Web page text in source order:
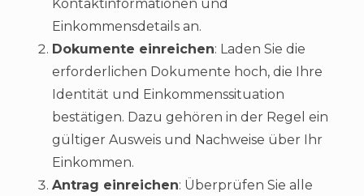
Kontaktinformationen und
Einkommensdetails an.
Dokumente einreichen: Laden Sie die
erforderlichen Dokumente hoch, die Ihre
Identität und Einkommenssituation
bestätigen. Dazu gehören in der Regel ein
gültiger Ausweis und Nachweise über Ihr
Einkommen.
Antrag einreichen: Überprüfen Sie alle